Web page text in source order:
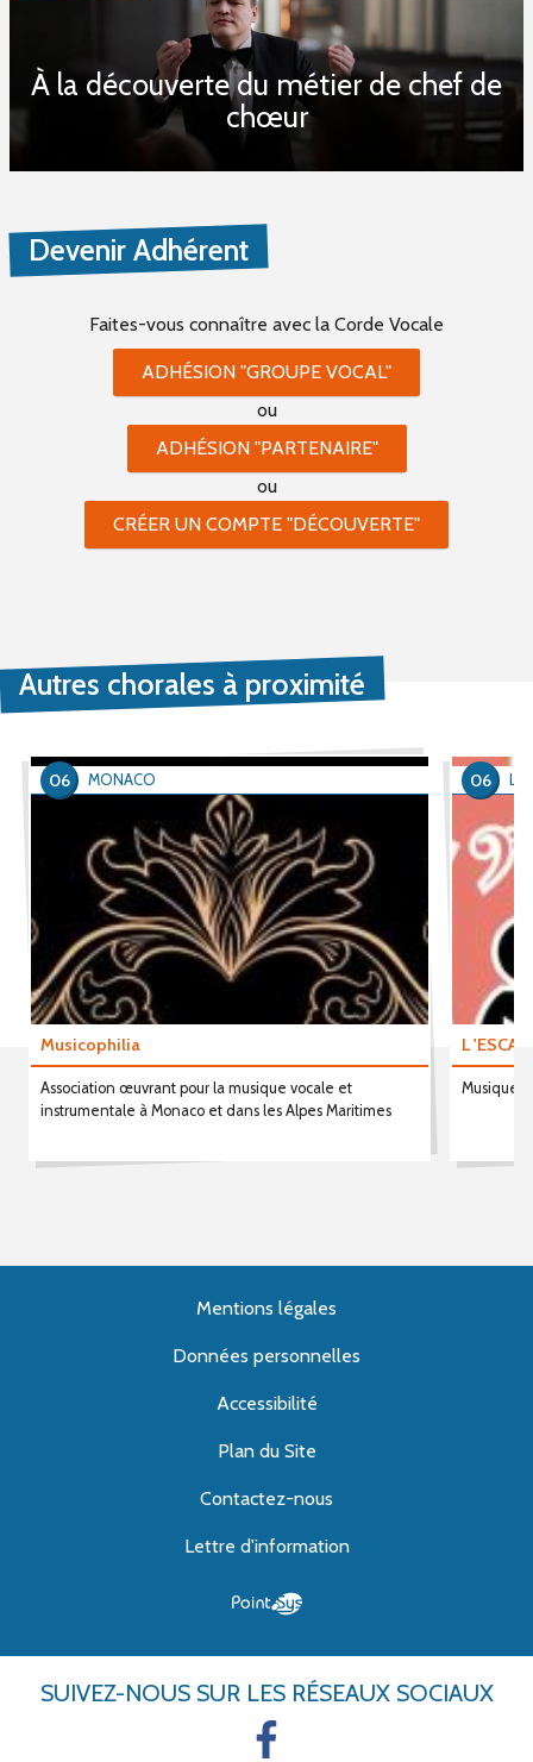
À la découverte du métier de chef de
chœur
Devenir Adhérent
Faites-vous connaître avec la Corde Vocale
ADHÉSION "GROUPE VOCAL"
ou
ADHÉSION "PARTENAIRE"
ou
CRÉER UN COMPTE "DÉCOUVERTE"
Autres chorales à proximité
Musicophilia
Association œuvrant pour la musique vocale et
instrumentale à Monaco et dans les Alpes Maritimes
MONACO
06
L
Musique :
06
Mentions légales
Données personnelles
Accessibilité
Plan du Site
Contactez-nous
Lettre d'information
SUIVEZ-NOUS SUR LES RÉSEAUX SOCIAUX